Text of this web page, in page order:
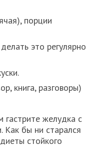
порции
это регулярно
книга, разговоры)
гастрите желудка с
Как бы ни старался
стойкого